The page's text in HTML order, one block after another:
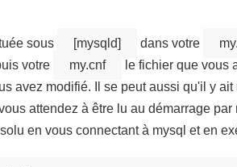
sous [mysqld] dans votre
votre my.cnf
le fichier que vous
avez modifié. Il se peut aussi qu'il y ait
attendez à être lu au démarrage par
en vous connectant à mysql et en